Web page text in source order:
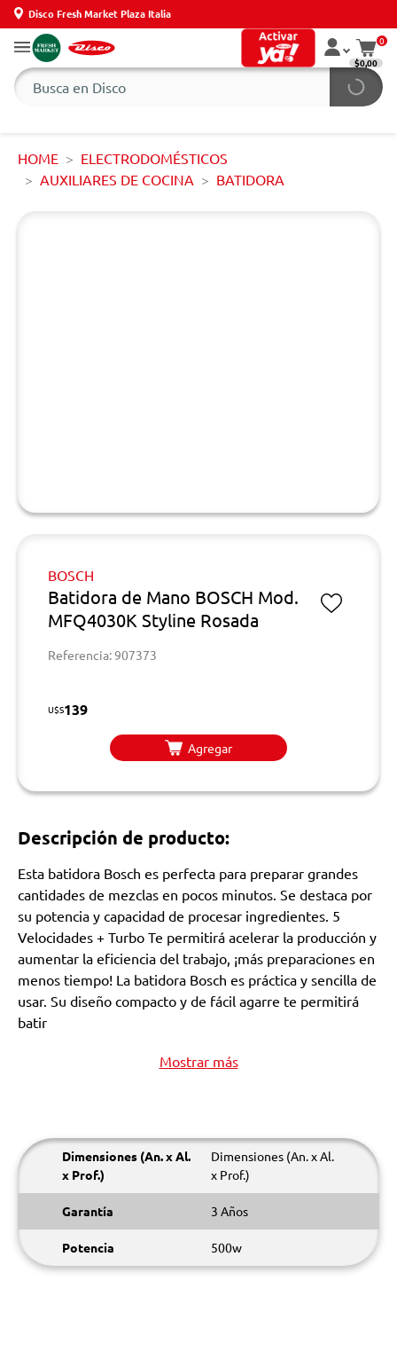
Disco Fresh Market Plaza Italia
0
$0,00
HOME
ELECTRODOMÉSTICOS
AUXILIARES DE COCINA
BATIDORA
BOSCH
Batidora de Mano BOSCH Mod.
MFQ4030K Styline Rosada
Referencia: 907373
U$S139
Agregar
Descripción de producto:
Esta batidora Bosch es perfecta para preparar grandes
cantidades de mezclas en pocos minutos. Se destaca por
su potencia y capacidad de procesar ingredientes. 5
Velocidades + Turbo Te permitirá acelerar la producción y
aumentar la eficiencia del trabajo, ¡más preparaciones en
menos tiempo! La batidora Bosch es práctica y sencilla de
usar. Su diseño compacto y de fácil agarre te permitirá
batir
Mostrar más
Dimensiones (An. x Al.
x Prof.)
Dimensiones (An. x Al.
x Prof.)
Garantía 3 Años
Potencia 500w